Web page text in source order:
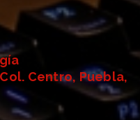
Centro, Puebla,